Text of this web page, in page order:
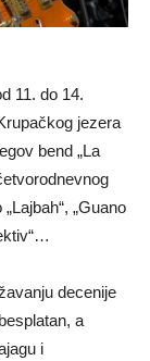
11. do 14.
jezera
bend „La
„Guano
decenije
a
i